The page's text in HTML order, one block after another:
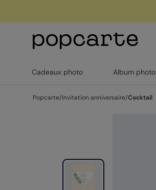
Cadeaux photo Album photo
Popcarte/Invitation anniversaire/Cocktail